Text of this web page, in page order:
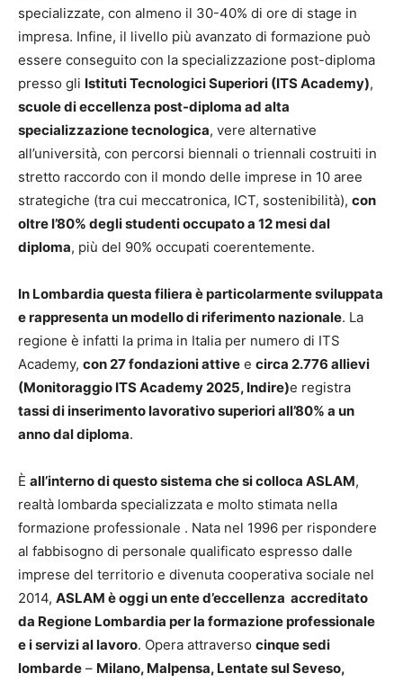
specializzate, con almeno il 30-40% di ore di stage in
impresa. Infine, il livello più avanzato di formazione può
essere conseguito con la specializzazione post-diploma
presso gli Istituti Tecnologici Superiori (ITS Academy),
scuole di eccellenza post-diploma ad alta
specializzazione tecnologica, vere alternative
all’università, con percorsi biennali o triennali costruiti in
stretto raccordo con il mondo delle imprese in 10 aree
strategiche (tra cui meccatronica, ICT, sostenibilità), con
oltre l’80% degli studenti occupato a 12 mesi dal
diploma, più del 90% occupati coerentemente.
In Lombardia questa filiera è particolarmente sviluppata
e rappresenta un modello di riferimento nazionale. La
regione è infatti la prima in Italia per numero di ITS
Academy, con 27 fondazioni attive e circa 2.776 allievi
(Monitoraggio ITS Academy 2025, Indire)e registra
tassi di inserimento lavorativo superiori all’80% a un
anno dal diploma.
È all’interno di questo sistema che si colloca ASLAM,
realtà lombarda specializzata e molto stimata nella
formazione professionale . Nata nel 1996 per rispondere
al fabbisogno di personale qualificato espresso dalle
imprese del territorio e divenuta cooperativa sociale nel
2014, ASLAM è oggi un ente d’eccellenza accreditato
da Regione Lombardia per la formazione professionale
e i servizi al lavoro. Opera attraverso cinque sedi
lombarde – Milano, Malpensa, Lentate sul Seveso,